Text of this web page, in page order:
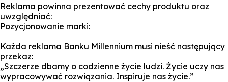
Reklama powinna prezentować cechy produktu oraz
uwzględniać:
Pozycjonowanie marki:
Każda reklama Banku Millennium musi nieść następujący
przekaz:
„Szczerze dbamy o codzienne życie ludzi. Życie uczy nas
wypracowywać rozwiązania. Inspiruje nas życie.”